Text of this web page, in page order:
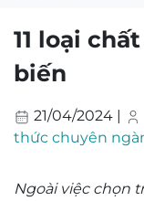
11 loại
biến
21/04/2024 |
thức chuyên
Ngoài việc chọn